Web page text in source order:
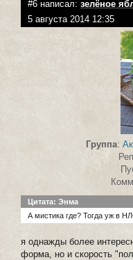
#6 написал: зелёное
5 августа 2014 12:35
Группа:
Цитата: Энма
А мистика где? Тогда уж в
я однажды более
форма, но и скорость